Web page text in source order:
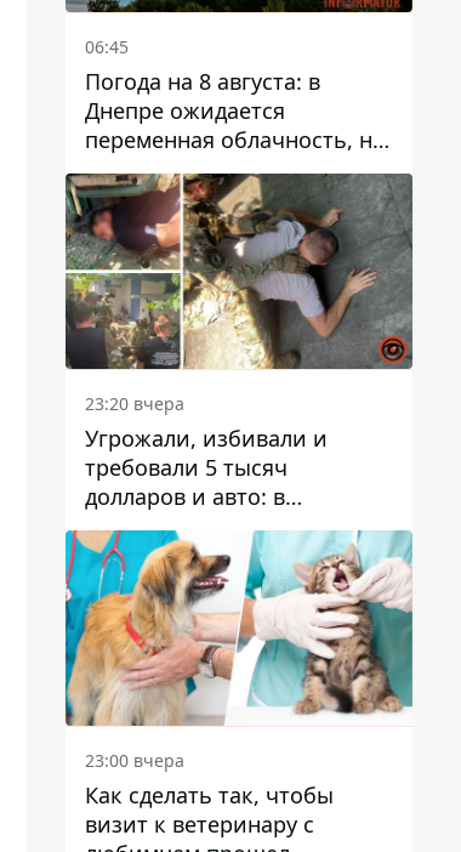
06:45
Погода на 8 августа: в
Днепре ожидается
переменная облачность, но
может пойти дождь
23:20 вчера
Угрожали, избивали и
требовали 5 тысяч
долларов и авто: в
Павлограде задержали двух
мужчин
23:00 вчера
Как сделать так, чтобы
визит к ветеринару с